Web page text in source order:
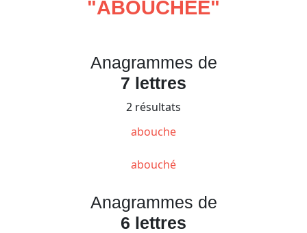
"ABOUCHÉE"
Anagrammes de
7 lettres
2 résultats
abouche
abouché
Anagrammes de
6 lettres